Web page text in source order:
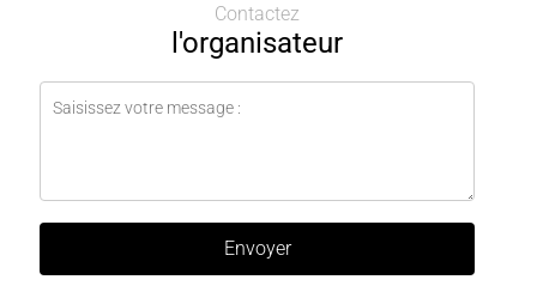
Contactez
l'organisateur
Envoyer